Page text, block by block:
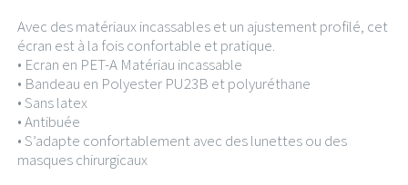
Avec des matériaux incassables et un ajustement profilé, cet
écran est à la fois confortable et pratique.
• Ecran en PET-A Matériau incassable
• Bandeau en Polyester PU23B et polyuréthane
• Sans latex
• Antibuée
• S’adapte confortablement avec des lunettes ou des
masques chirurgicaux